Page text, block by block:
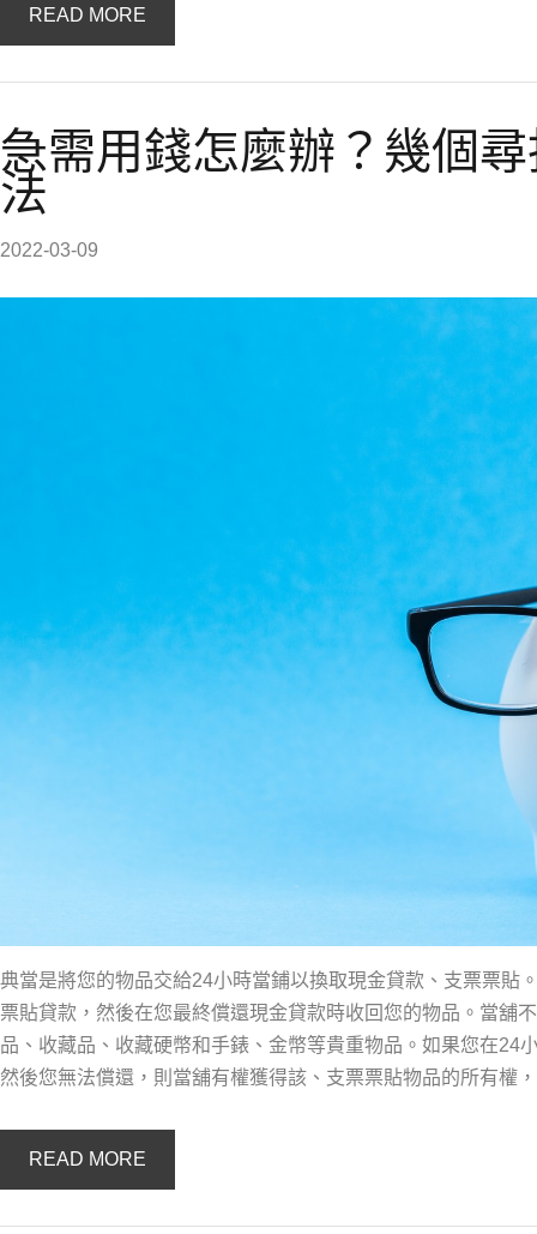
READ MORE
急需用錢怎麼辦？幾個
法
2022-03-09
典當是將您的物品交給24小時當鋪以換取現金貸款、支票票貼
票貼貸款，然後在您最終償還現金貸款時收回您的物品。當舖
品、收藏品、收藏硬幣和手錶、金幣等貴重物品。如果您在24
然後您無法償還，則當舖有權獲得該、支票票貼物品的所有權
READ MORE